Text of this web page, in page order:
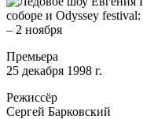
Премьера
25 декабря 1998 г.
Режиссёр
Сергей Барковский